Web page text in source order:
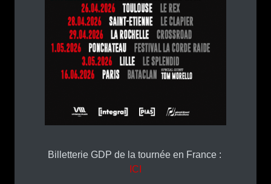
Billetterie GDP de la tournée en France :
ICI